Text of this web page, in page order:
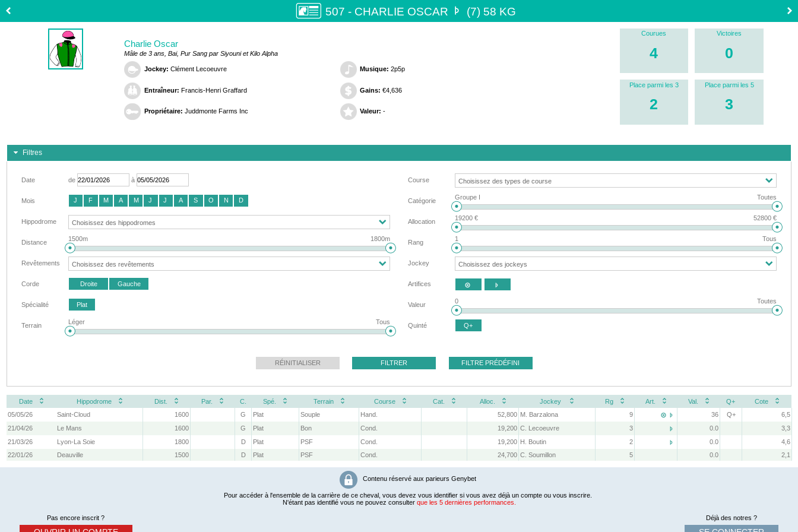
507 - CHARLIE OSCAR  (7) 58 KG
Charlie Oscar
Mâle de 3 ans, Bai, Pur Sang par Siyouni et Kilo Alpha
Jockey: Clément Lecoeuvre
Entraîneur: Francis-Henri Graffard
Propriétaire: Juddmonte Farms Inc
Musique: 2p5p
Gains: €4,636
Valeur: -
Courues
4
Victoires
0
Place parmi les 3
2
Place parmi les 5
3
Filtres
Date de à
Mois J F M A M J J A S O N D
Hippodrome
Distance 1500m 1800m
Revêtements
Corde Droite Gauche
Spécialité Plat
Terrain Léger Tous
Course
Catégorie Groupe I Toutes
Allocation 19200 € 52800 €
Rang 1 Tous
Jockey
Artifices  
Valeur 0 Toutes
Quinté Q+
RÉINITIALISER FILTRER FILTRE PRÉDÉFINI
Date Hippodrome Dist. Par. C. Spé. Terrain Course Cat. Alloc. Jockey Rg Art. Val. Q+
Cote
05/05/26
Saint-Cloud 1600 G Plat Souple Hand. 52,800 M. Barzalona 9 
 36 Q+
6,5
21/04/26
Le Mans 1600 G Plat Bon Cond. 19,200 C. Lecoeuvre 3  0.0
3,3
21/03/26
Lyon-La Soie 1800 D Plat PSF Cond. 19,200 H. Boutin 2  0.0
4,6
22/01/26
Deauville 1500 D Plat PSF Cond. 24,700 C. Soumillon 5 0.0 2,1
Contenu réservé aux parieurs Genybet
Pour accéder à l'ensemble de la carrière de ce cheval, vous devez vous identifier si vous avez déjà un compte ou vous inscrire.
N'étant pas identifié vous ne pouvez consulter que les 5 dernières performances.
Déjà des notres ?
Pas encore inscrit ?